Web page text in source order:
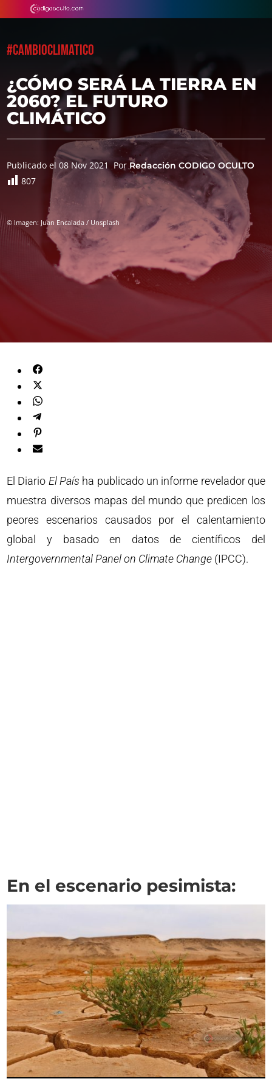
#CAMBIOCLIMATICO
¿CÓMO SERÁ LA TIERRA EN
2060? EL FUTURO
CLIMÁTICO
Publicado el 08 Nov 2021 PorRedacción CODIGO OCULTO
807
© Imagen: Juan Encalada / Unsplash
El Diario El País ha publicado un informe revelador que
muestra diversos mapas del mundo que predicen los
peores escenarios causados por el calentamiento
global y basado en datos de científicos del
Intergovernmental Panel on Climate Change (IPCC).
En el escenario pesimista: